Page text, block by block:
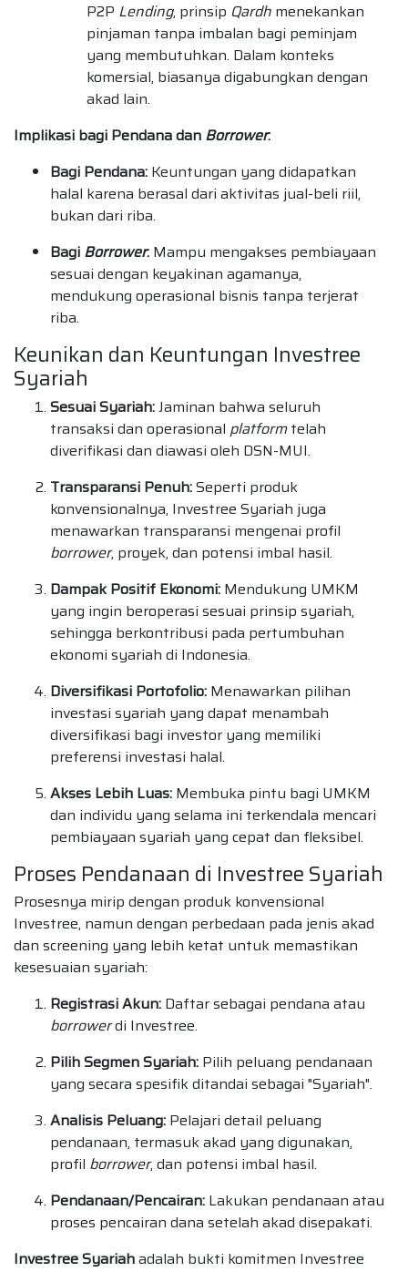
P2P Lending, prinsip Qardh menekankan
pinjaman tanpa imbalan bagi peminjam
yang membutuhkan. Dalam konteks
komersial, biasanya digabungkan dengan
akad lain.
Implikasi bagi Pendana dan Borrower:
Bagi Pendana: Keuntungan yang didapatkan
halal karena berasal dari aktivitas jual-beli riil,
bukan dari riba.
Bagi Borrower: Mampu mengakses pembiayaan
sesuai dengan keyakinan agamanya,
mendukung operasional bisnis tanpa terjerat
riba.
Keunikan dan Keuntungan Investree
Syariah
Sesuai Syariah:Jaminan bahwa seluruh
transaksi dan operasional platformtelah
diverifikasi dan diawasi oleh DSN-MUI.
Transparansi Penuh:Seperti produk
konvensionalnya, Investree Syariah juga
menawarkan transparansi mengenai profil
borrower, proyek, dan potensi imbal hasil.
Dampak Positif Ekonomi: Mendukung UMKM
yang ingin beroperasi sesuai prinsip syariah,
sehingga berkontribusi pada pertumbuhan
ekonomi syariah di Indonesia.
Diversifikasi Portofolio: Menawarkan pilihan
investasi syariah yang dapat menambah
diversifikasi bagi investor yang memiliki
preferensi investasi halal.
Akses Lebih Luas: Membuka pintu bagi UMKM
dan individu yang selama ini terkendala mencari
pembiayaan syariah yang cepat dan fleksibel.
Proses Pendanaan di Investree Syariah
Prosesnya mirip dengan produk konvensional
Investree, namun dengan perbedaan pada jenis akad
dan screening yang lebih ketat untuk memastikan
kesesuaian syariah:
Registrasi Akun: Daftar sebagai pendana atau
borrowerdi Investree.
Pilih Segmen Syariah: Pilih peluang pendanaan
yang secara spesifik ditandai sebagai "Syariah".
Analisis Peluang: Pelajari detail peluang
pendanaan, termasuk akad yang digunakan,
profil borrower, dan potensi imbal hasil.
Pendanaan/Pencairan: Lakukan pendanaan atau
proses pencairan dana setelah akad disepakati.
Investree Syariahadalah bukti komitmen Investree